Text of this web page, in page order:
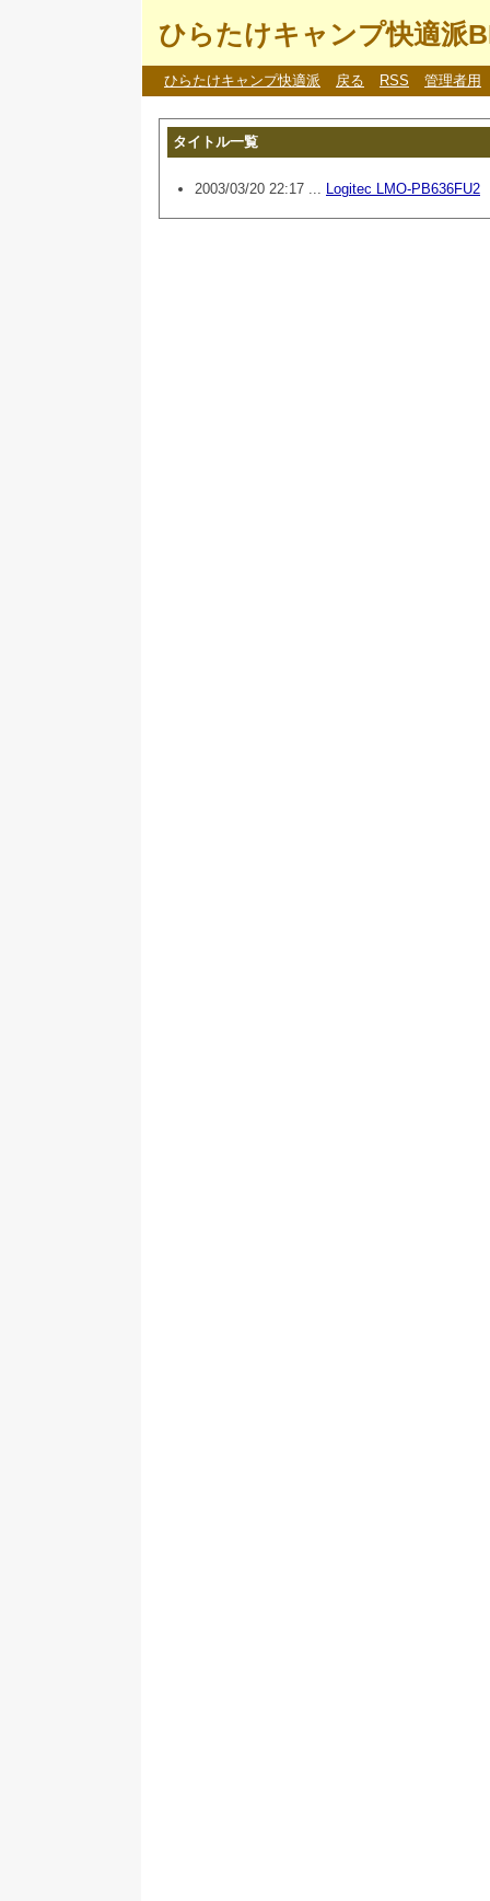
ひらたけキャンプ快適派
ひらたけキャンプ快適派 戻る RSS 管理者用
タイトル一覧
2003/03/20 22:17 ... Logitec LMO-PB636FU2